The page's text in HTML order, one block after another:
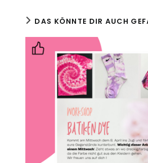
DAS KÖNNTE DIR AUCH